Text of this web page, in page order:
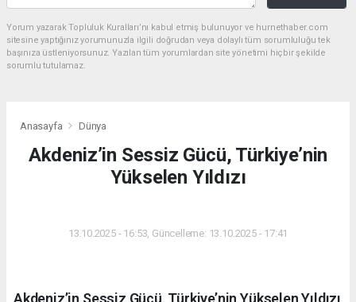
Yorum yazarak Topluluk Kuralları’nı kabul etmiş bulunuyor ve hurnethaber.com
sitesine yaptığınız yorumunuzla ilgili doğrudan veya dolaylı tüm sorumluluğu tek
başınıza üstleniyorsunuz. Yazılan tüm yorumlardan site yönetimi hiçbir şekilde
sorumlu tutulamaz.
Anasayfa Dünya
Akdeniz’in Sessiz Gücü, Türkiye’nin
Yükselen Yıldızı
13.10.2025 - 16:53, Güncelleme: 13.10.2025 - 17:41